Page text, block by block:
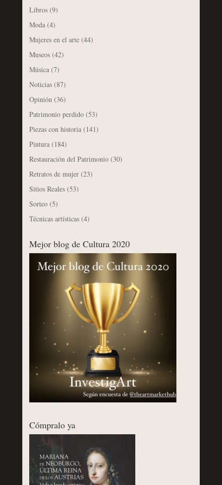
Libros(9)
Moda(4)
Mujeres en el arte(44)
Museos(42)
Música(7)
Noticias(87)
Opinión(36)
Patrimonio perdido(53)
Piezas con historia(141)
Pintura(184)
Restauración del Patrimonio(30)
Retratos de mujer(23)
Sitios Reales(53)
Sorteo(5)
Técnicas artísticas(4)
Mejor blog de Cultura 2020
Cómpralo ya